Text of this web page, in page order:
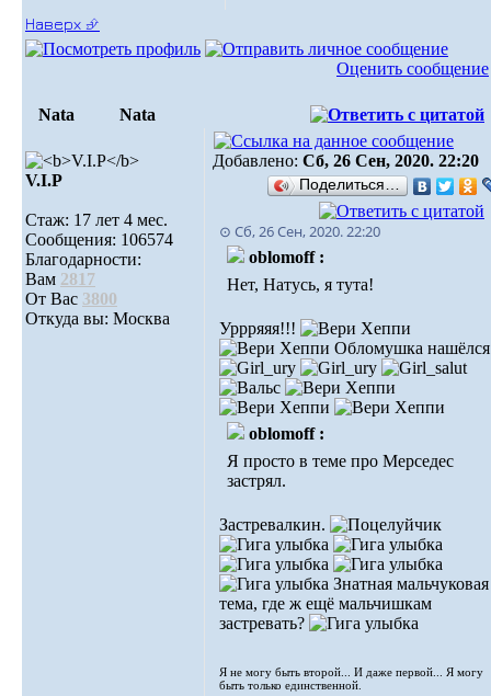
Наверх ⮵
Оценить сообщение
Nata Nata
V.I.Р
Стаж: 17 лет 4 мес.
Сообщения: 106574
Благодарности:
Вам 2817
От Вас 3800
Откуда вы: Москва
Добавлено: Сб, 26 Сен, 2020. 22:20
Поделиться…
⊙ Сб, 26 Сен, 2020. 22:20
oblomoff :
Нет, Натусь, я тута!
Уррряяя!!!
Обломушка
oblomoff :
Я просто в теме про Мерседес
застрял.
Застревалкин.
Знатная мальчуковая
тема, где ж ещё мальчишкам
застревать?
Я не могу быть второй... И даже первой... Я могу
быть только единственной.